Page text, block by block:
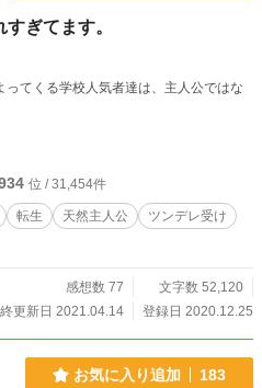
ぎてます。
位 / 31,454件
転生 天然主人公
ツンデレ受け
感想数 77
文字数 52,120
更新日 2021.04.14
登録日 2020.12.25
お気に入り追加 183